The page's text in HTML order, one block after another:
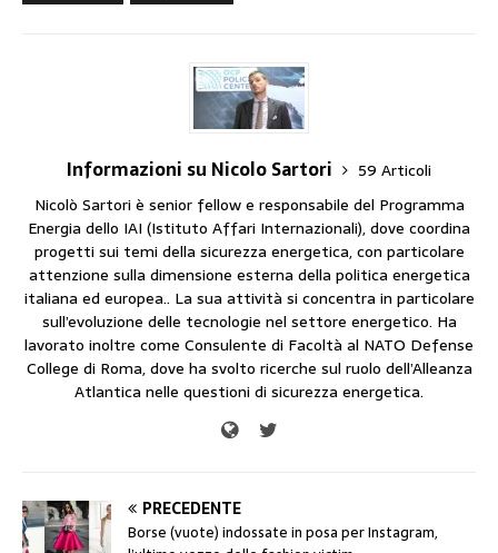
Informazioni su Nicolo Sartori
59 Articoli
Nicolò Sartori è senior fellow e responsabile del Programma
Energia dello IAI (Istituto Affari Internazionali), dove coordina
progetti sui temi della sicurezza energetica, con particolare
attenzione sulla dimensione esterna della politica energetica
italiana ed europea.. La sua attività si concentra in particolare
sull’evoluzione delle tecnologie nel settore energetico. Ha
lavorato inoltre come Consulente di Facoltà al NATO Defense
College di Roma, dove ha svolto ricerche sul ruolo dell’Alleanza
Atlantica nelle questioni di sicurezza energetica.
PRECEDENTE
Borse (vuote) indossate in posa per Instagram,